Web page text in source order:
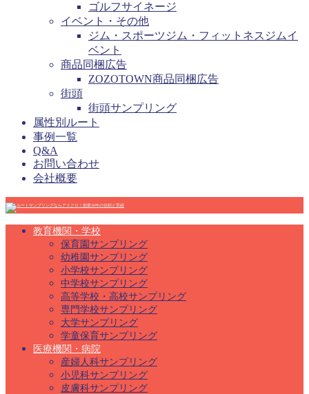
ゴルフサイネージ
イベント・その他
ジム・スポーツジム・フィットネスジムイ
ベント
商品同梱広告
ZOZOTOWN商品同梱広告
街頭
街頭サンプリング
属性別ルート
事例一覧
Q&A
お問い合わせ
会社概要
教育機関・学校
保育園サンプリング
幼稚園サンプリング
小学校サンプリング
中学校サンプリング
高等学校・高校サンプリング
専門学校サンプリング
大学サンプリング
学童保育サンプリング
医療機関・病院
産婦人科サンプリング
小児科サンプリング
皮膚科サンプリング